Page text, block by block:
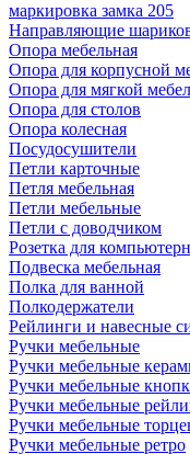
маркировка замка 205
Направляющие
Опора мебельная
Опора для корпусной
Опора для мягкой
Опора для столов
Опора колесная
Посудосушители
Петли карточные
Петля мебельная
Петли мебельные
Петли с доводчиком
Розетка для
Подвеска мебельная
Полка для ванной
Полкодержатели
Рейлинги и навесные
Ручки мебельные
Ручки мебельные
Ручки мебельные
Ручки мебельные
Ручки мебельные
Ручки мебельные ретро